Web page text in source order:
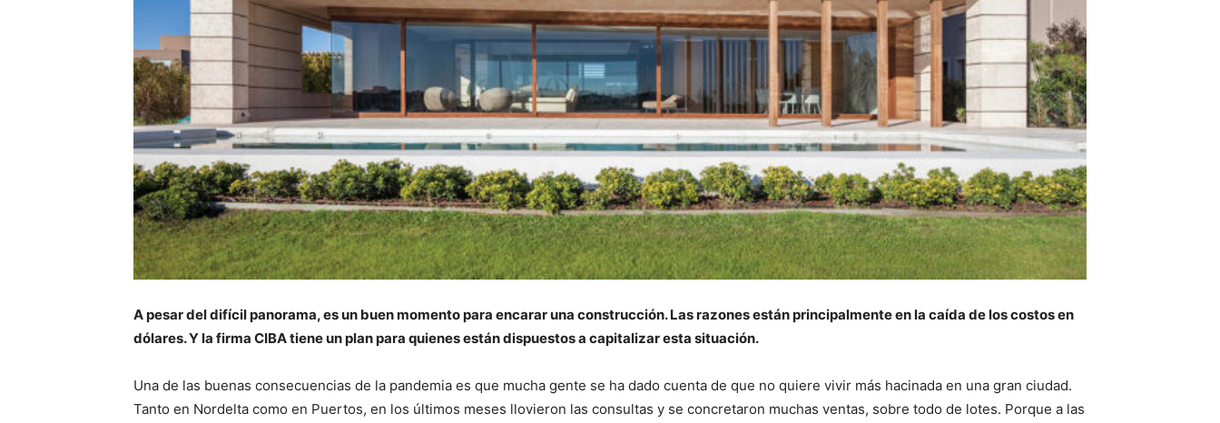
A pesar del difícil panorama, es un buen momento para encarar una construcción. Las razones están principalmente en la caída de los costos en
dólares. Y la firma CIBA tiene un plan para quienes están dispuestos a capitalizar esta situación.
Una de las buenas consecuencias de la pandemia es que mucha gente se ha dado cuenta de que no quiere vivir más hacinada en una gran ciudad.
Tanto en Nordelta como en Puertos, en los últimos meses llovieron las consultas y se concretaron muchas ventas, sobre todo de lotes. Porque a las